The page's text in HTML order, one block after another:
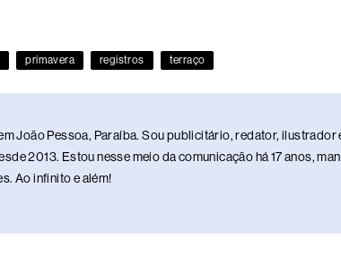
primavera registros terraço
João Pessoa, Paraíba. Sou publicitário, redator, ilustrador
2013. Estou nesse meio da comunicação há 17 anos,
Ao infinito e além!